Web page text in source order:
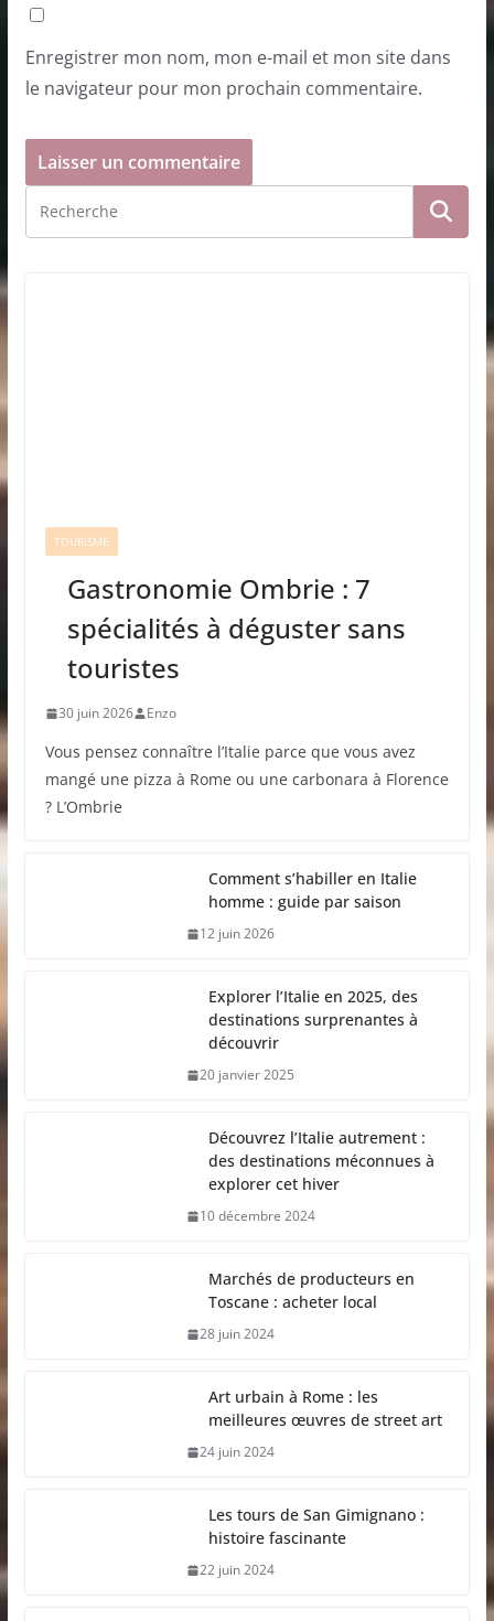
Enregistrer mon nom, mon e-mail et mon site dans
le navigateur pour mon prochain commentaire.
TOURISME
Gastronomie Ombrie : 7
spécialités à déguster sans
touristes
30 juin 2026 Enzo
Vous pensez connaître l’Italie parce que vous avez
mangé une pizza à Rome ou une carbonara à Florence
? L’Ombrie
Comment s’habiller en Italie
homme : guide par saison
12 juin 2026
Explorer l’Italie en 2025, des
destinations surprenantes à
découvrir
20 janvier 2025
Découvrez l’Italie autrement :
des destinations méconnues à
explorer cet hiver
10 décembre 2024
Marchés de producteurs en
Toscane : acheter local
28 juin 2024
Art urbain à Rome : les
meilleures œuvres de street art
24 juin 2024
Les tours de San Gimignano :
histoire fascinante
22 juin 2024